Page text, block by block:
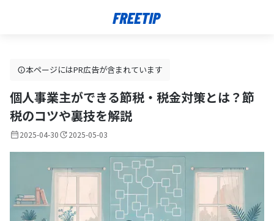
本ページにはPR広告が含まれています
個人事業主ができる節税・税金対策とは？節
税のコツや裏技を解説
2025-04-30 2025-05-03